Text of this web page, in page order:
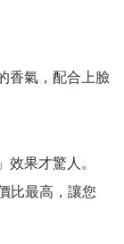
香氣，配合上臉
果才驚人。
比最高，讓您